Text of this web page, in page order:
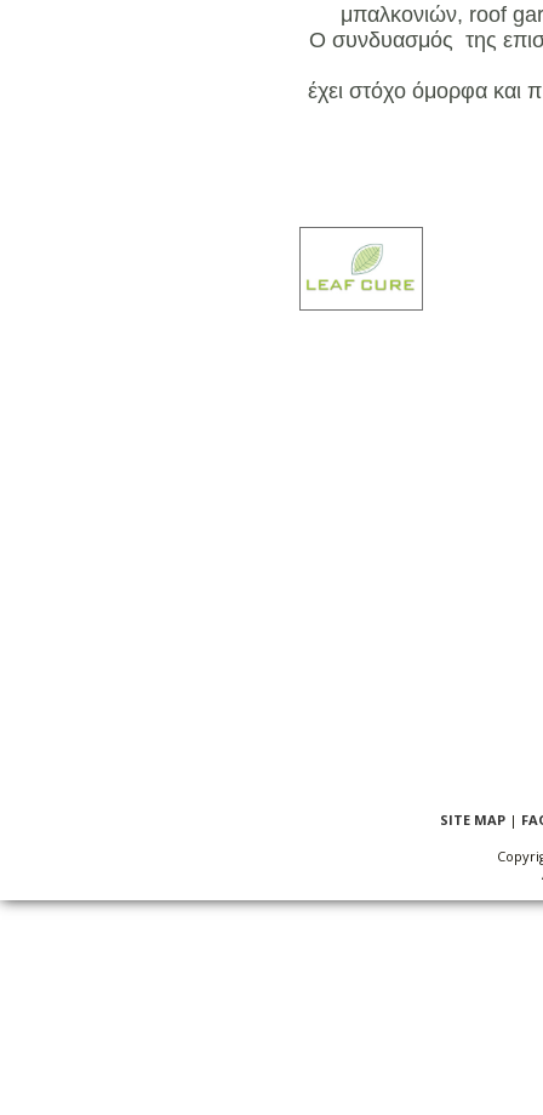
μπαλκονιών, roof
Ο συνδυασμός της
έχει στόχο όμορφα και
SITE MAP |